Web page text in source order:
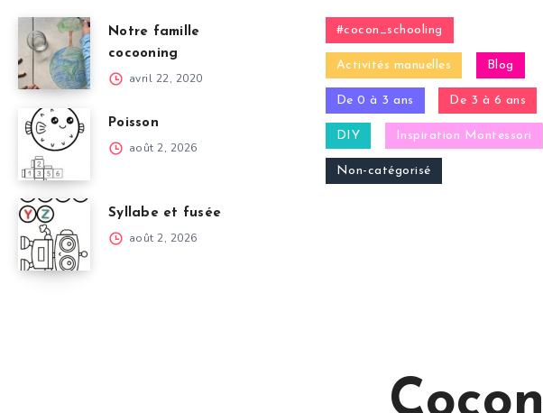
Notre famille
cocooning
avril 22, 2020
Poisson
août 2, 2026
Syllabe et fusée
août 2, 2026
#cocon_schooling
Activités manuelles Blog
De 0 à 3 ans De 3 à 6 ans
DIY Inspiration Montessori
Non-catégorisé